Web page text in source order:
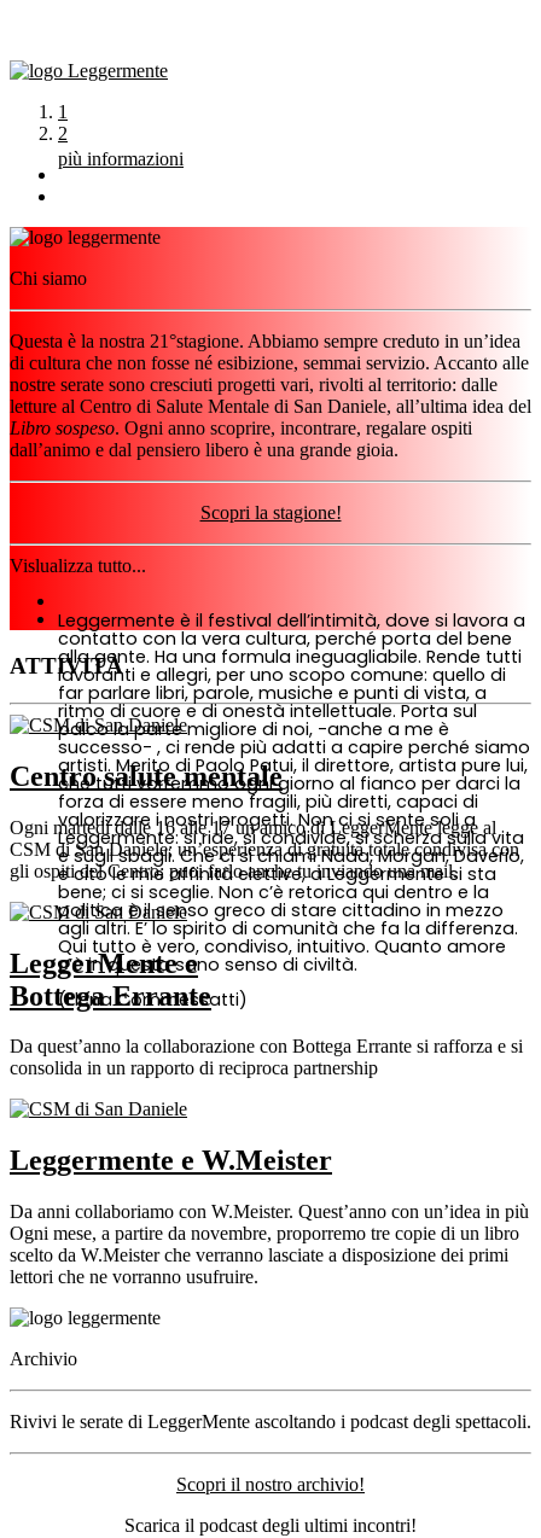
Vai
contenuto
più informazioni
1
2
Chi siamo
Questa è la nostra 21°stagione. Abbiamo sempre creduto in un’idea
di cultura che non fosse né esibizione, semmai servizio. Accanto alle
nostre serate sono cresciuti progetti vari, rivolti al territorio: dalle
letture al Centro di Salute Mentale di San Daniele, all’ultima idea del
Libro sospeso. Ogni anno scoprire, incontrare, regalare ospiti
dall’animo e dal pensiero libero è una grande gioia.
Scopri la stagione!
Vislualizza tutto...
Leggermente è il festival dell’intimità, dove si lavora a
contatto con la vera cultura, perché porta del bene
alla gente. Ha una formula ineguagliabile. Rende tutti
lavoranti e allegri, per uno scopo comune: quello di
far parlare libri, parole, musiche e punti di vista, a
ritmo di cuore e di onestà intellettuale. Porta sul
palco la parte migliore di noi, -anche a me è
successo- , ci rende più adatti a capire perché siamo
artisti. Merito di Paolo Patui, il direttore, artista pure lui,
che tutti vorremmo ogni giorno al fianco per darci la
forza di essere meno fragili, più diretti, capaci di
valorizzare i nostri progetti. Non ci si sente soli a
Leggermente: si ride, si condivide, si scherza sulla vita
e sugli sbagli. Che ci si chiami Nada, Morgan, Daverio,
e cito le mie affinità elettive, a Leggermente si sta
bene; ci si sceglie. Non c’è retorica qui dentro e la
politica è il senso greco di stare cittadino in mezzo
agli altri. E’ lo spirito di comunità che fa la differenza.
Qui tutto è vero, condiviso, intuitivo. Quanto amore
c’è in questo sano senso di civiltà.
(Elena Commessatti)
ATTIVITÀ
Centro salute mentale
Ogni martedì dalle 16 alle 17 un amico di LeggerMente legge al
CSM di San Daniele; un’esperienza di gratuità totale condivisa con
gli ospiti del Centro; puoi farlo anche tu inviando una mail.
LeggerMente e
Bottega Errante
Da quest’anno la collaborazione con Bottega Errante si rafforza e si
consolida in un rapporto di reciproca partnership
Leggermente e W.Meister
Da anni collaboriamo con W.Meister. Quest’anno con un’idea in più
Ogni mese, a partire da novembre, proporremo tre copie di un libro
scelto da W.Meister che verranno lasciate a disposizione dei primi
lettori che ne vorranno usufruire.
Archivio
Rivivi le serate di LeggerMente ascoltando i podcast degli spettacoli.
Scopri il nostro archivio!
Scarica il podcast degli ultimi incontri!